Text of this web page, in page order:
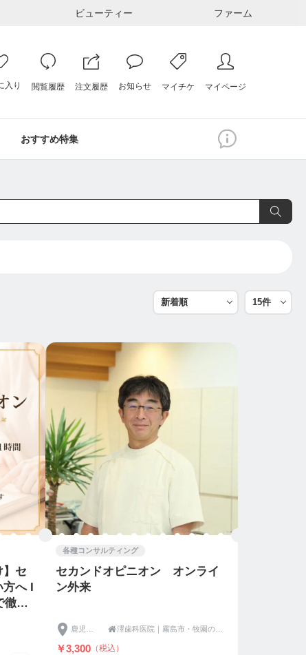
ビューティー ファーム
入り 閲覧履歴 注文履歴 お知らせ マイチケ マイページ
おすすめ特集
】セ
方へ I
徹底
所
各種コンサルティング
セカンドオピニオン オンライ
ン外来

￥3,300 （税込）